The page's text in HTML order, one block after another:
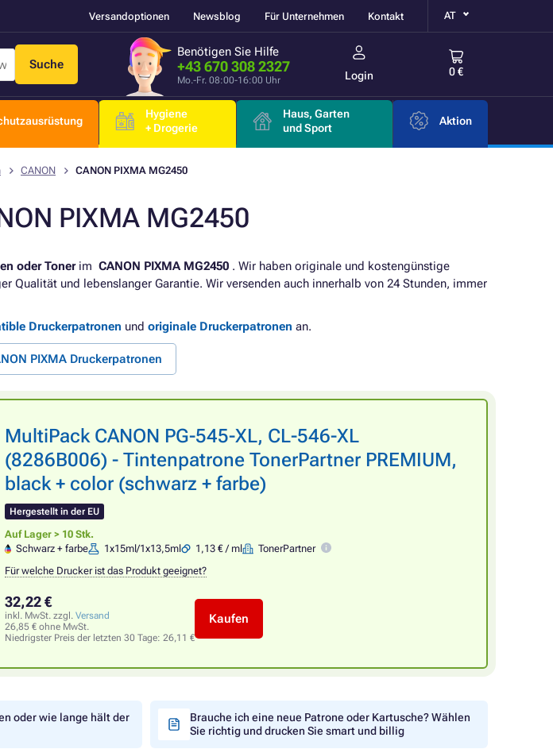
Versandoptionen Newsblog Für Unternehmen Kontakt AT
Suche
Benötigen Sie Hilfe
+43 670 308 2327
Mo.-Fr. 08:00-16:00 Uhr Login 0 €
Hygiene
+ Drogerie
Haus, Garten
und Sport
Aktion
CANON CANON PIXMA MG2450
PIXMA MG2450
oder Toner im CANON PIXMA MG2450 . Wir haben originale und kostengünstige
Qualität und lebenslanger Garantie. Wir versenden auch innerhalb von 24 Stunden, immer
Druckerpatronen und originale Druckerpatronen an.
PIXMA Druckerpatronen
MultiPack CANON PG-545-XL, CL-546-XL
(8286B006) - Tintenpatrone TonerPartner PREMIUM,
black + color (schwarz + farbe)
Hergestellt in der EU
Auf Lager > 10 Stk.
Schwarz + farbe
1x15ml/1x13,5ml 1,13 € / ml
TonerPartner
Für welche Drucker ist das Produkt geeignet?
32,22 €
inkl. MwSt. zzgl. Versand
26,85 € ohne MwSt.
Niedrigster Preis der letzten 30 Tage: 26,11 €
Kaufen
oder wie lange hält der
Brauche ich eine neue Patrone oder Kartusche? Wählen
Sie richtig und drucken Sie smart und billig